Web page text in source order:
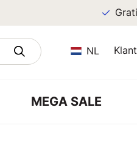
NL
MEGA SALE